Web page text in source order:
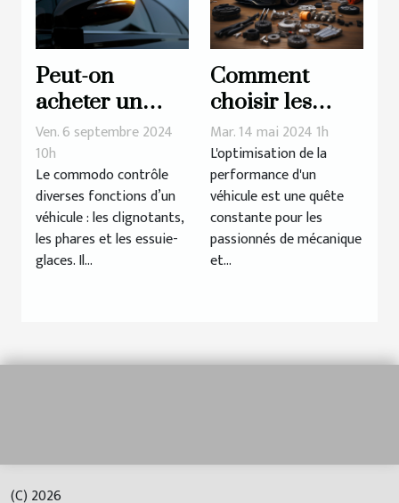
Peut-on
acheter un
commodo en
pièce détachée
?
Ven. 6 septembre 2024
10h
Le commodo contrôle
diverses fonctions d’un
véhicule : les clignotants,
les phares et les essuie-
glaces. Il...
Comment
choisir les
meilleurs
accessoires
pour optimiser
la
performance
de votre
Mar. 14 mai 2024 1h
L'optimisation de la
performance d'un
véhicule est une quête
constante pour les
passionnés de mécanique
et...
(C) 2026